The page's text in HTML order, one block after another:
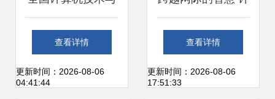
软件专业技术资格
（水平）考试辅导
查看详情
更新时间：2026-08-06
04:41:44
算机网络P6应用层
与工程技术服务的
查看详情
更新时间：2026-08-06
17:51:33